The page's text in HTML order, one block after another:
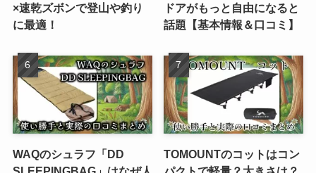
×速乾ズボンで登山や釣り
に最適！
ドアがもっと自由になると
話題【基本情報＆口コミ】
WAQのシュラフ「DD
TOMOUNTのコットはコン